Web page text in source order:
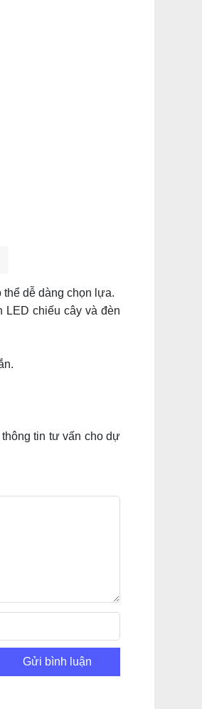
dễ dàng chọn lựa.
chiếu cây và đèn
tin tư vấn cho dự
Gửi bình luận